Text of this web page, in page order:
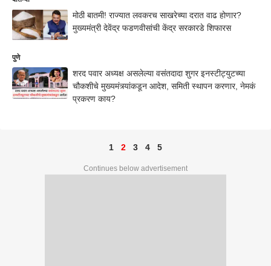
मोठी बातमी! राज्यात लवकरच साखरेच्या दरात वाढ होणार?
मुख्यमंत्री देवेंद्र फडणवीसांची केंद्र सरकारडे शिफारस
पुणे
शरद पवार अध्यक्ष असलेल्या वसंतदादा शुगर इनस्टीट्युटच्या
चौकशीचे मुख्यमंत्र्यांकडून आदेश, समिती स्थापन करणार, नेमकं
प्रकरण काय?
1 2 3 4 5
Continues below advertisement